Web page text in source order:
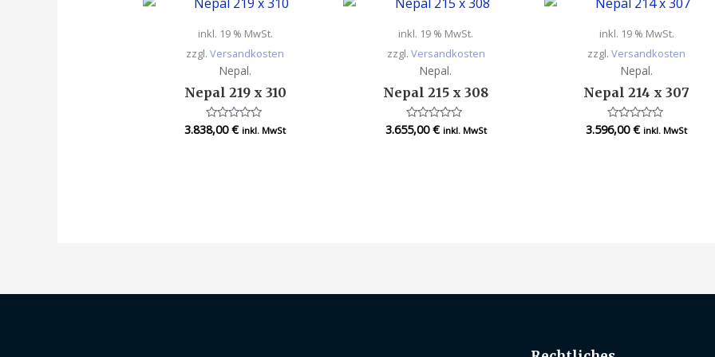
inkl. 19 % MwSt.
zzgl.Versandkosten
Nepal.
Nepal 219 x 310
Bewertet
mit
3.838,00€ inkl. MwSt
inkl. 19 % MwSt.
zzgl. Versandkosten
Nepal.
Nepal 215 x 308
Bewertet
mit
3.655,00€ inkl. MwSt
inkl. 19 % MwSt.
zzgl.Versandkosten
Nepal.
Nepal 214 x 307
Bewertet
mit
3.596,00€ inkl. MwSt